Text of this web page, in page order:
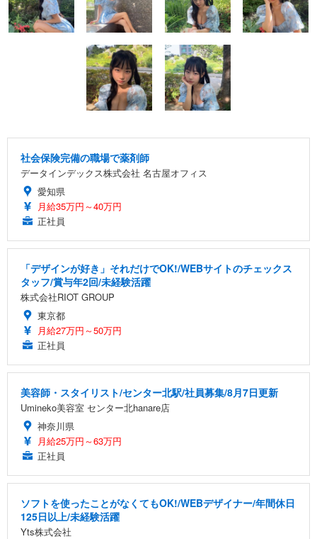
社会保険完備の職場で薬剤師
データインデックス株式会社 名古屋オフィス
愛知県
月給35万円～40万円
正社員
「デザインが好き」それだけでOK!/WEBサイトのチェックス
タッフ/賞与年2回/未経験活躍
株式会社RIOT GROUP
東京都
月給27万円～50万円
正社員
美容師・スタイリスト/センター北駅/社員募集/8月7日更新
Umineko美容室 センター北hanare店
神奈川県
月給25万円～63万円
正社員
ソフトを使ったことがなくてもOK!/WEBデザイナー/年間休日
125日以上/未経験活躍
Yts株式会社